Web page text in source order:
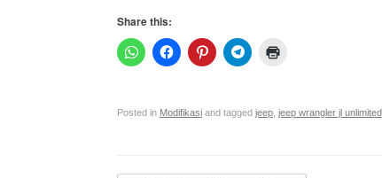
Share this:
Posted in Modifikasi and tagged jeep jeep wrangler jl unlimited